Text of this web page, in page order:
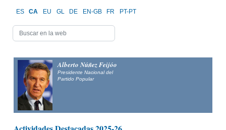
ES CA EU GL DE EN-GB FR PT-PT
Alberto Núñez Feijóo
Presidente Nacional del
Partido Popular